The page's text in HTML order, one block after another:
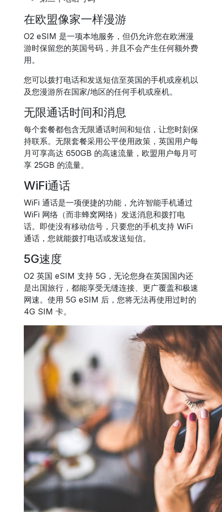
在欧盟像家一样漫游
O2 eSIM 是一项本地服务，但仍允许您在欧洲漫
游时保留您的英国号码，并且不会产生任何额外费
用。
您可以拨打电话和发送短信至英国的手机或座机以
及您漫游所在国家/地区的任何手机或座机。
无限通话时间和消息
每个套餐都包含无限通话时间和短信，让您时刻保
持联系。无限套餐采用公平使用政策，英国用户每
月可享高达 650GB 的高速流量，欧盟用户每月可
享 25GB 的流量。
WiFi通话
WiFi 通话是一项便捷的功能，允许智能手机通过
WiFi 网络（而非蜂窝网络）发送消息和拨打电
话。即使没有移动信号，只要您的手机支持 WiFi
通话，您就能拨打电话或发送短信。
5G速度
O2 英国 eSIM 支持 5G，无论您身在英国国内还
是出国旅行，都能享受无缝连接、更广覆盖和极速
网速。使用 5G eSIM 后，您将无法再使用过时的
4G SIM 卡。